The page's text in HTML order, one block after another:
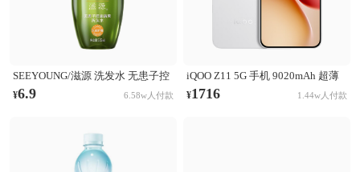
SEEYOUNG/滋源 洗发水 无患子控
油清爽洗发水 无硅油 【油性】无
¥6.9 6.58w人付款
iQOO Z11 5G 手机 9020mAh 超薄
青海电池 165Hz护眼屏 学生 电竞
¥1716 1.44w人付款